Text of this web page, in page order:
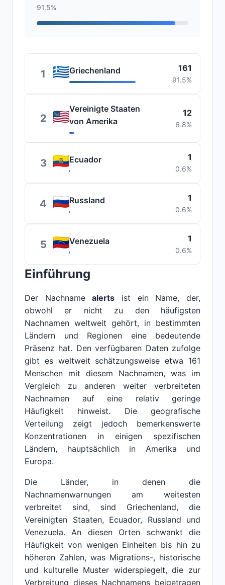
91.5%
1 Griechenland 161
91.5%
2
Vereinigte Staaten
von Amerika
12
6.8%
3 Ecuador 1
0.6%
4 Russland 1
0.6%
5 Venezuela 1
0.6%
Einführung
Der Nachnamealerts ist ein Name, der,
obwohl er nicht zu den häufigsten
Nachnamen weltweit gehört, in bestimmten
Ländern und Regionen eine bedeutende
Präsenz hat. Den verfügbaren Daten zufolge
gibt es weltweit schätzungsweise etwa 161
Menschen mit diesem Nachnamen, was im
Vergleich zu anderen weiter verbreiteten
Nachnamen auf eine relativ geringe
Häufigkeit hinweist. Die geografische
Verteilung zeigt jedoch bemerkenswerte
Konzentrationen in einigen spezifischen
Ländern, hauptsächlich in Amerika und
Europa.
Die Länder, in denen die
Nachnamenwarnungen am weitesten
verbreitet sind, sind Griechenland, die
Vereinigten Staaten, Ecuador, Russland und
Venezuela. An diesen Orten schwankt die
Häufigkeit von wenigen Einheiten bis hin zu
höheren Zahlen, was Migrations-, historische
und kulturelle Muster widerspiegelt, die zur
Verbreitung dieses Nachnamens beigetragen